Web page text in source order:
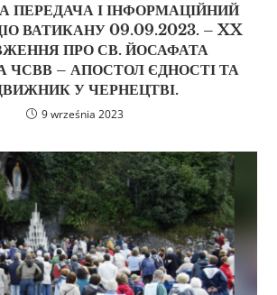
ПЕРЕДАЧА І ІНФОРМАЦІЙНИЙ
ВАТИКАНУ 09.09.2023. – XX
ПРО СВ. ЙОСАФАТА
ЧСВВ – АПОСТОЛ ЄДНОСТІ ТА
У ЧЕРНЕЦТВІ.
9 września 2023